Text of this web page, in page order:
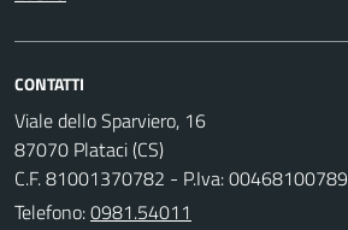
CONTATTI
Viale dello Sparviero, 16
87070 Plataci (CS)
C.F. 81001370782 - P.Iva: 00468100789
Telefono:0981.54011